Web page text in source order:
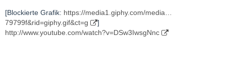
[Blockierte Grafik: https://media1.giphy.com/media…
79799f&rid=giphy.gif&ct=g
]
http://www.youtube.com/watch?v=DSw3IwsgNnc